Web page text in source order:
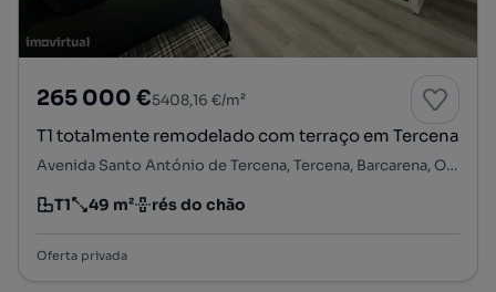
265 000 €5408,16 €/m²
T1 totalmente remodelado com terraço em Tercena
Avenida Santo António de Tercena, Tercena, Barcarena, Oeiras, Lisboa
Tipologia
T1
Preço por metro quadrado
49 m²
Andar rés do chão
Oferta privada